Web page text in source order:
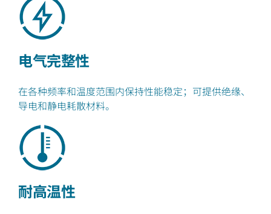
电气完整性
在各种频率和温度范围内保持性能稳定；可提供绝缘、
导电和静电耗散材料。
耐高温性